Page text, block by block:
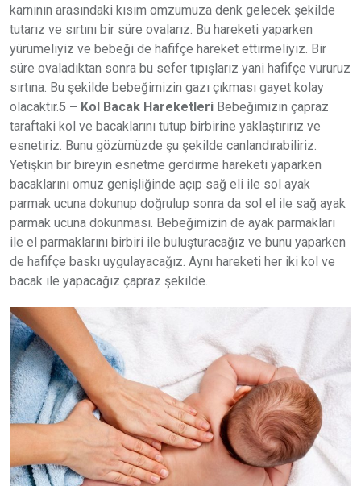
karnının arasındaki kısım omzumuza denk gelecek şekilde
tutarız ve sırtını bir süre ovalarız. Bu hareketi yaparken
yürümeliyiz ve bebeği de hafifçe hareket ettirmeliyiz. Bir
süre ovaladıktan sonra bu sefer tıpışlarız yani hafifçe vururuz
sırtına. Bu şekilde bebeğimizin gazı çıkması gayet kolay
olacaktır.5 – Kol Bacak Hareketleri Bebeğimizin çapraz
taraftaki kol ve bacaklarını tutup birbirine yaklaştırırız ve
esnetiriz. Bunu gözümüzde şu şekilde canlandırabiliriz.
Yetişkin bir bireyin esnetme gerdirme hareketi yaparken
bacaklarını omuz genişliğinde açıp sağ eli ile sol ayak
parmak ucuna dokunup doğrulup sonra da sol el ile sağ ayak
parmak ucuna dokunması. Bebeğimizin de ayak parmakları
ile el parmaklarını birbiri ile buluşturacağız ve bunu yaparken
de hafifçe baskı uygulayacağız. Aynı hareketi her iki kol ve
bacak ile yapacağız çapraz şekilde.